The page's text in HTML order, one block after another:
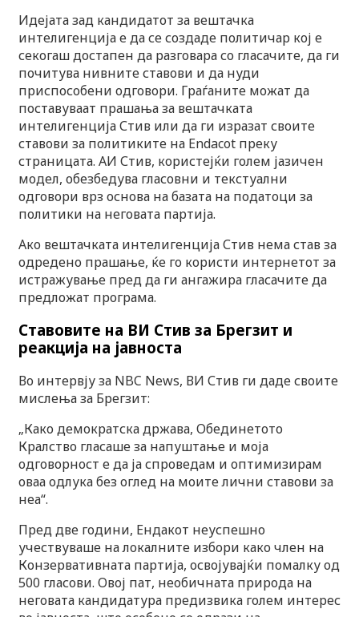
Идејата зад кандидатот за вештачка
интелигенција е да се создаде политичар кој е
секогаш достапен да разговара со гласачите, да ги
почитува нивните ставови и да нуди
приспособени одговори. Граѓаните можат да
поставуваат прашања за вештачката
интелигенција Стив или да ги изразат своите
ставови за политиките на Endacot преку
страницата. АИ Стив, користејќи голем јазичен
модел, обезбедува гласовни и текстуални
одговори врз основа на базата на податоци за
политики на неговата партија.
Ако вештачката интелигенција Стив нема став за
одредено прашање, ќе го користи интернетот за
истражување пред да ги ангажира гласачите да
предложат програма.
Ставовите на ВИ Стив за Брегзит и
реакција на јавноста
Во интервју за NBC News, ВИ Стив ги даде своите
мислења за Брегзит:
„Како демократска држава, Обединетото
Кралство гласаше за напуштање и моја
одговорност е да ја спроведам и оптимизирам
оваа одлука без оглед на моите лични ставови за
неа“.
Пред две години, Ендакот неуспешно
учествуваше на локалните избори како член на
Конзервативната партија, освојувајќи помалку од
500 гласови. Овој пат, необичната природа на
неговата кандидатура предизвика голем интерес